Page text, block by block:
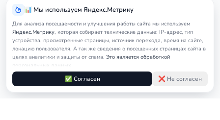
📊 Мы используем Яндекс.Метрику
Для анализа посещаемости и улучшения работы сайта мы используем
Яндекс.Метрику, которая собирает технические данные: IP-адрес, тип
устройства, просмотренные страницы, источник перехода, время на сайте,
локацию пользователя. А так же сведения о посещенных страницах сайта в
целях аналитики и защиты от спама. Это является обработкой
персональных данных.
Подробнее в Согласии на обработку персональных данных
Правилах
обработки cookie
✅ Согласен ❌ Не согласен